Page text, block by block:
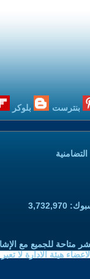
بنترست بلوكر
متاحة للجميع مع
هيئة الادارة لا